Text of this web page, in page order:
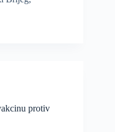
protiv